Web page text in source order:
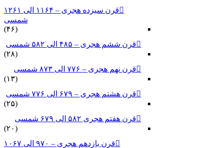
قرن سیزده هجری – ۱۱۶۴ الی ۱۲۶۱
شمسی
(۴۶)
قرن ششم هجری – ۴۸۵ الی ۵۸۲ شمسی
(۲۸)
قرن نهم هجری – ۷۷۶ الی ۸۷۳ شمسی
(۱۳)
قرن هشتم هجری – ۶۷۹ الی ۷۷۶ شمسی
(۲۵)
قرن هفتم هجری ۵۸۲ الی ۶۷۹ شمسی
(۲۰)
قرن یازدهم هجری – ۹۷۰ الی ۱۰۶۷